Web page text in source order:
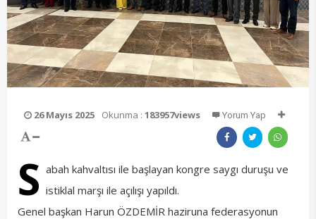
26 Mayıs 2025 Okunma :183957views Yorum Yap
S abah kahvaltısı ile başlayan kongre saygı duruşu ve
istiklal marşı ile açılışı yapıldı.
Genel başkan Harun ÖZDEMİR haziruna federasyonun